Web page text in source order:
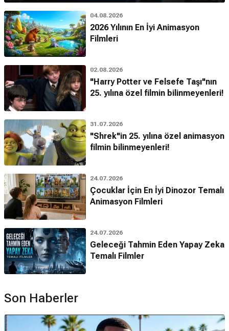
04.08.2026
2026 Yılının En İyi Animasyon
Filmleri
02.08.2026
"Harry Potter ve Felsefe Taşı"nın
25. yılına özel filmin bilinmeyenleri!
31.07.2026
"Shrek"in 25. yılına özel animasyon
filmin bilinmeyenleri!
24.07.2026
Çocuklar İçin En İyi Dinozor Temalı
Animasyon Filmleri
24.07.2026
Geleceği Tahmin Eden Yapay Zeka
Temalı Filmler
Son Haberler